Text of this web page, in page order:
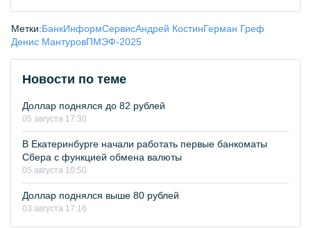
Метки:БанкИнформСервисАндрей КостинГерман Греф
Денис МантуровПМЭФ-2025
Новости по теме
Доллар поднялся до 82 рублей
05 августа 17:30
В Екатеринбурге начали работать первые банкоматы
Сбера с функцией обмена валюты
05 августа 10:50
Доллар поднялся выше 80 рублей
03 августа 17:16